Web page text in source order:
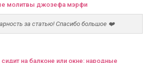
молитвы джозефа мэрфи
за статью! Спасибо большое ❤️
сидит на балконе или окне: народные